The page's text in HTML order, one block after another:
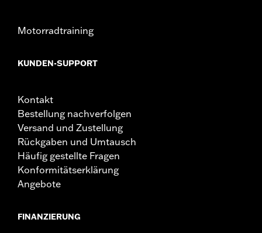
Motorradtraining
KUNDEN-SUPPORT
Kontakt
Bestellung nachverfolgen
Versand und Zustellung
Rückgaben und Umtausch
Häufig gestellte Fragen
Konformitätserklärung
Angebote
FINANZIERUNG